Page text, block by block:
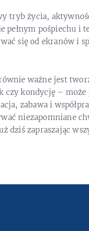
tryb życia,
pełnym pośpiechu
się od ekranów i
ważne jest
czy kondycję –
zabawa i
niezapomniane
dziś zapraszając